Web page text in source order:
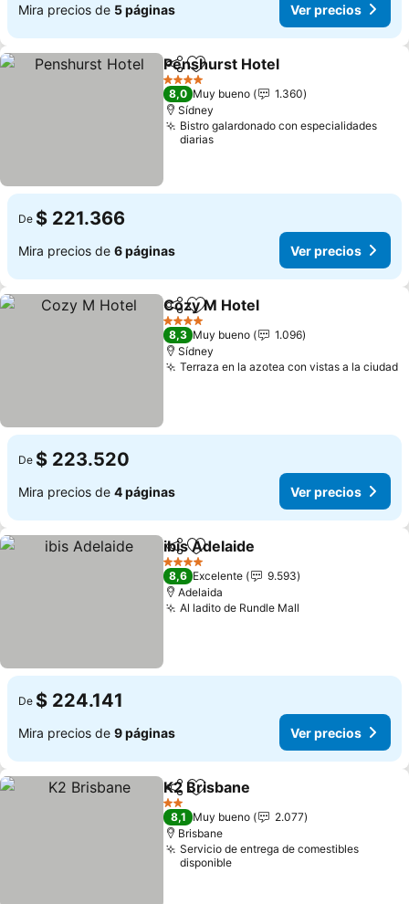
Mira precios de 5 páginas Ver precios
CompartirAgregar a favoritos
Penshurst Hotel
4 Estrellas
8,0 Muy bueno
1.360
Sídney
Bistro galardonado con especialidades
diarias
De $ 221.366
Mira precios de 6 páginas Ver precios
CompartirAgregar a favoritos
Cozy M Hotel
4 Estrellas
8,3 Muy bueno
1.096
Sídney
Terraza en la azotea con vistas a la ciudad
De $ 223.520
Mira precios de 4 páginas Ver precios
CompartirAgregar a favoritos
ibis Adelaide
4 Estrellas
8,6 Excelente
9.593
Adelaida
Al ladito de Rundle Mall
De $ 224.141
Mira precios de 9 páginas Ver precios
CompartirAgregar a favoritos
K2 Brisbane
2 Estrellas
8,1 Muy bueno
2.077
Brisbane
Servicio de entrega de comestibles
disponible